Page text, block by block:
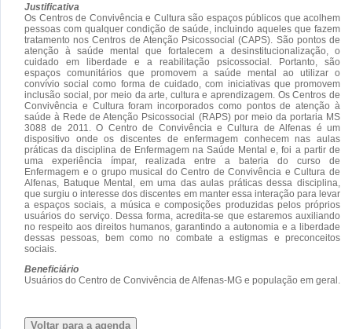
Justificativa
Os Centros de Convivência e Cultura são espaços públicos que acolhem
pessoas com qualquer condição de saúde, incluindo aqueles que fazem
tratamento nos Centros de Atenção Psicossocial (CAPS). São pontos de
atenção à saúde mental que fortalecem a desinstitucionalização, o
cuidado em liberdade e a reabilitação psicossocial. Portanto, são
espaços comunitários que promovem a saúde mental ao utilizar o
convívio social como forma de cuidado, com iniciativas que promovem
inclusão social, por meio da arte, cultura e aprendizagem. Os Centros de
Convivência e Cultura foram incorporados como pontos de atenção à
saúde à Rede de Atenção Psicossocial (RAPS) por meio da portaria MS
3088 de 2011. O Centro de Convivência e Cultura de Alfenas é um
dispositivo onde os discentes de enfermagem conhecem nas aulas
práticas da disciplina de Enfermagem na Saúde Mental e, foi a partir de
uma experiência ímpar, realizada entre a bateria do curso de
Enfermagem e o grupo musical do Centro de Convivência e Cultura de
Alfenas, Batuque Mental, em uma das aulas práticas dessa disciplina,
que surgiu o interesse dos discentes em manter essa interação para levar
a espaços sociais, a música e composições produzidas pelos próprios
usuários do serviço. Dessa forma, acredita-se que estaremos auxiliando
no respeito aos direitos humanos, garantindo a autonomia e a liberdade
dessas pessoas, bem como no combate a estigmas e preconceitos
sociais.
Beneficiário
Usuários do Centro de Convivência de Alfenas-MG e população em geral.
Voltar para a agenda